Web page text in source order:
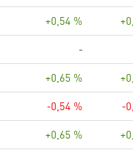
+0,54 %
-
+0,65 %
-0,54 % -
+0,65 %